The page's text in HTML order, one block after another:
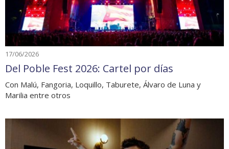
17/06/2026
Del Poble Fest 2026: Cartel por días
Con Malú, Fangoria, Loquillo, Taburete, Álvaro de Luna y
Marilia entre otros